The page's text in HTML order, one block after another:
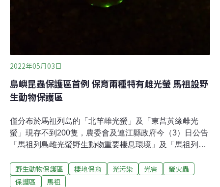
雌光螢事實上，馬祖列島還存在一種更為
2022年05月03日
島嶼昆蟲保護區首例 保育兩種特有雌光螢 馬祖設野
生動物保護區
僅分布於馬祖列島的「北竿雌光螢」及「東莒黃緣雌光
螢」現存不到200隻，農委會及連江縣政府今（3）日公告
「馬祖列島雌光螢野生動物重要棲息環境」及「馬祖列島
部分區域，總面積近13公頃，是台灣首度針對島嶼昆蟲生
態系劃定的野生動物保護區。「雌光螢」雌蟲全身多處發
野生動物保護區 棲地保育 光污染 光害
螢火蟲
保護區
馬祖